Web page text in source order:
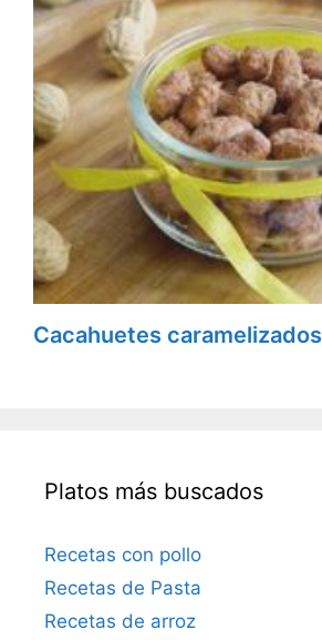
Cacahuetes caramelizados
Platos más buscados
Recetas con pollo
Recetas de Pasta
Recetas de arroz